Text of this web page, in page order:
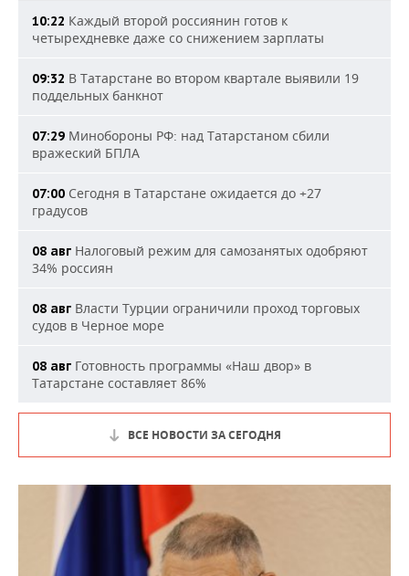
10:22 Каждый второй россиянин готов к
четырехдневке даже со снижением зарплаты
09:32 В Татарстане во втором квартале выявили 19
поддельных банкнот
07:29 Минобороны РФ: над Татарстаном сбили
вражеский БПЛА
07:00 Сегодня в Татарстане ожидается до +27
градусов
08 авг Налоговый режим для самозанятых одобряют
34% россиян
08 авг Власти Турции ограничили проход торговых
судов в Черное море
08 авг Готовность программы «Наш двор» в
Татарстане составляет 86%
ВСЕ НОВОСТИ ЗА СЕГОДНЯ